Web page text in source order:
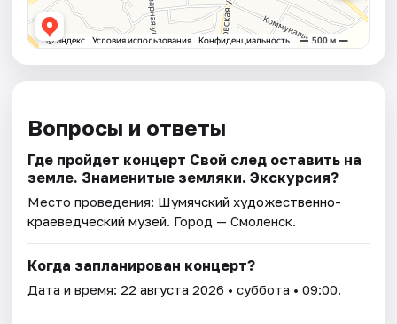
Вопросы и ответы
Где пройдет концерт Свой след оставить на
земле. Знаменитые земляки. Экскурсия?
Место проведения: Шумячский художественно-
краеведческий музей. Город — Смоленск.
Когда запланирован концерт?
Дата и время:22 августа 2026 • суббота • 09:00.